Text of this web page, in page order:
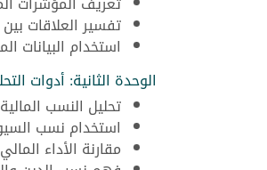
تفسير العلاقات بين
استخدام البيانات
الوحدة الثانية: أدوات
تحليل النسب
استخدام نسب
مقارنة الأداء